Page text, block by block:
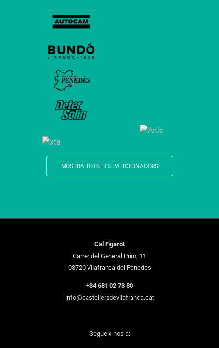
MOSTRA TOTS ELS PATROCINADORS
Cal Figarot
Carrer del General Prim, 11
08720 Vilafranca del Penedès
+34 681 02 73 80
info@castellersdevilafranca.cat
Segueix-nos a: